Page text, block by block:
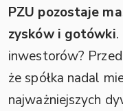
PZU pozostaje
zysków i gotówki
inwestorów?
że spółka nadal
najważniejszych